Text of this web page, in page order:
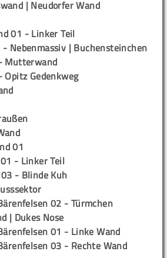
| Neudorfer Wand
01 - Linker Teil
Nebenmassiv | Buchensteinchen
Mutterwand
Opitz Gedenkweg
01
- Linker Teil
- Blinde Kuh
02 - Türmchen
| Dukes Nose
01 - Linke Wand
03 - Rechte Wand